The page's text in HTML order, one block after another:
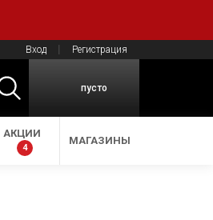
Вход Регистрация
пусто
АКЦИИ
4
МАГАЗИНЫ